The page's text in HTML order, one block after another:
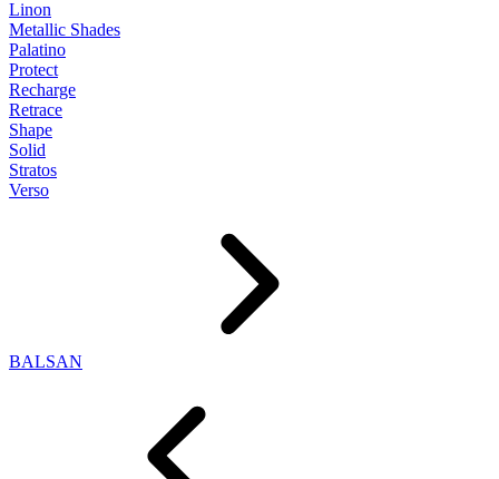
Linon
Metallic Shades
Palatino
Protect
Recharge
Retrace
Shape
Solid
Stratos
Verso
BALSAN